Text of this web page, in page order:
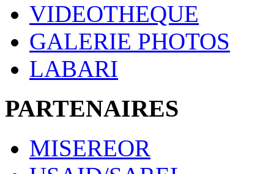
VIDEOTHEQUE
GALERIE PHOTOS
LABARI
PARTENAIRES
MISEREOR